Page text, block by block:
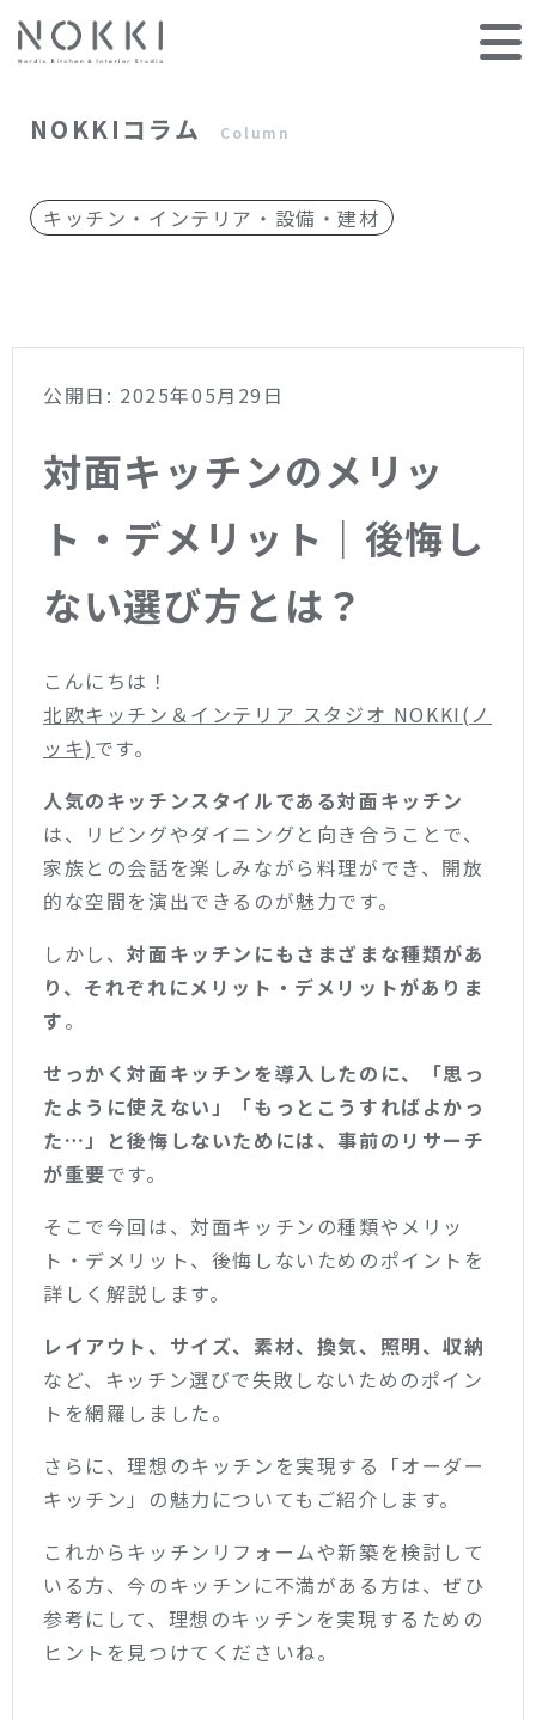
NOKKIコラム Column
キッチン・インテリア・設備・建材
公開日: 2025年05月29日
対面キッチンのメリッ
ト・デメリット｜後悔し
ない選び方とは？
こんにちは！
北欧キッチン＆インテリア スタジオ NOKKI(ノ
ッキ) です。
人気のキッチンスタイルである対面キッチン
は、リビングやダイニングと向き合うことで、
家族との会話を楽しみながら料理ができ、開放
的な空間を演出できるのが魅力です。
しかし、対面キッチンにもさまざまな種類があ
り、それぞれにメリット・デメリットがありま
す。
せっかく対面キッチンを導入したのに、「思っ
たように使えない」「もっとこうすればよかっ
た…」と後悔しないためには、事前のリサーチ
が重要です。
そこで今回は、対面キッチンの種類やメリッ
ト・デメリット、後悔しないためのポイントを
詳しく解説します。
レイアウト、サイズ、素材、換気、照明、収納
など、キッチン選びで失敗しないためのポイン
トを網羅しました。
さらに、理想のキッチンを実現する「オーダー
キッチン」の魅力についてもご紹介します。
これからキッチンリフォームや新築を検討して
いる方、今のキッチンに不満がある方は、ぜひ
参考にして、理想のキッチンを実現するための
ヒントを見つけてくださいね。